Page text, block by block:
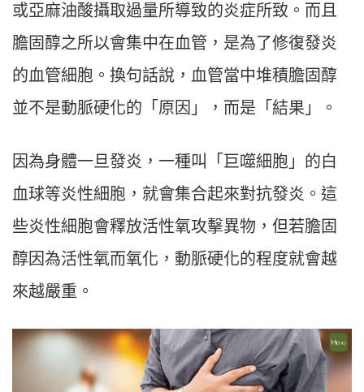
或亞麻油酸攝取過量所導致的炎症所致。而且
膽固醇之所以會集中在血管，是為了修復發炎
的血管細胞。換句話說，血管當中堆積膽固醇
並不是動脈硬化的「原因」，而是「結果」。
因為身體一旦發炎，一種叫「巨噬細胞」的白
血球等炎性細胞，就會集合起來對抗發炎。這
些炎性細胞會釋放活性氧攻擊異物，但若膽固
醇因為活性氧而氧化，動脈硬化的程度就會越
來越嚴重。